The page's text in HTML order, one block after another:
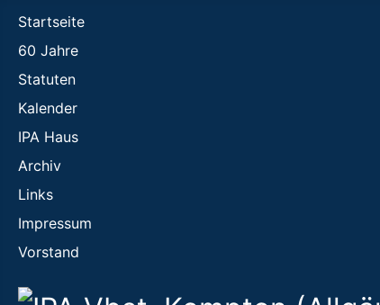
Startseite
60 Jahre
Statuten
Kalender
IPA Haus
Archiv
Links
Impressum
Vorstand